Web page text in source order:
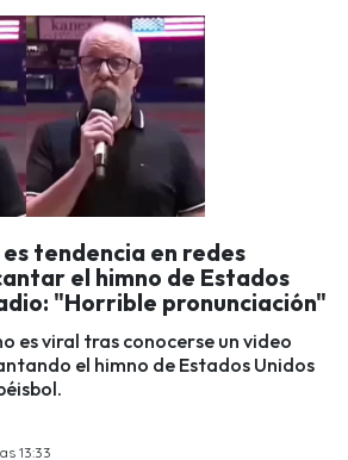
tendencia en redes
el himno de Estados
"Horrible pronunciación"
es viral tras conocerse un video
el himno de Estados Unidos
13:33